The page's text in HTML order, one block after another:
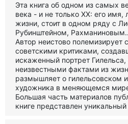
Эта книга об одном из самых
века - и не только XX: его
жизни, стоит в одном ряду с
Рубинштейном,
Автор неистово полемизирует
советскими критиками,
искаженный портрет Гилельса,
неизвестными фактами из
размышляет о гилельсовском
художника в меняющемся
Большая часть материалов
книге представлен